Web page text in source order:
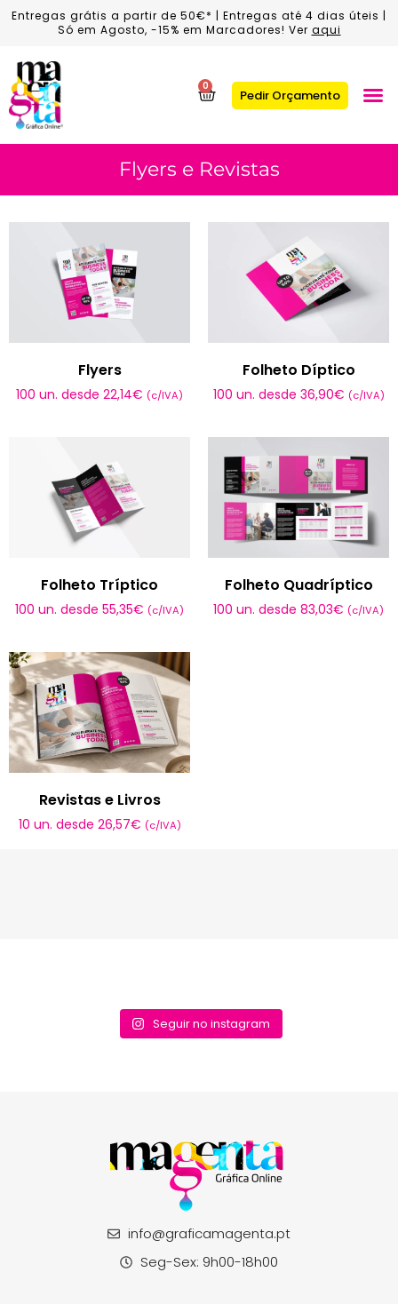
Entregas grátis a partir de 50€* | Entregas até 4 dias úteis |
Só em Agosto, -15% em Marcadores! Ver aqui
0
Pedir Orçamento
Flyers e Revistas
Flyers
100 un. desde 22,14€ (c/IVA)
Folheto Díptico
100 un. desde 36,90€ (c/IVA)
Folheto Tríptico
100 un. desde 55,35€ (c/IVA)
Folheto Quadríptico
100 un. desde 83,03€ (c/IVA)
Revistas e Livros
10 un. desde 26,57€ (c/IVA)
Seguir no instagram
info@graficamagenta.pt
Seg-Sex: 9h00-18h00